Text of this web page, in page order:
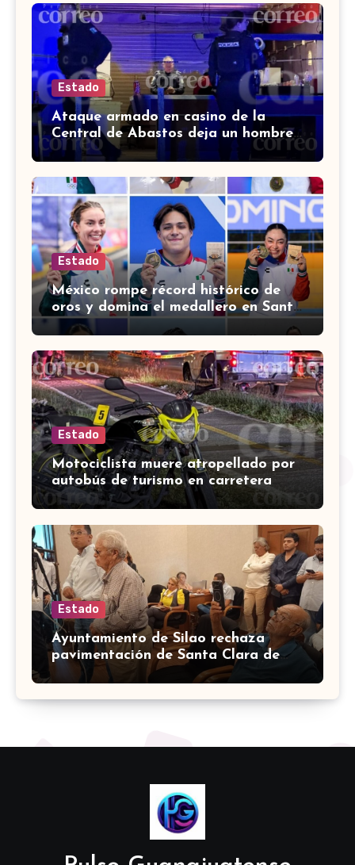
Estado
Ataque armado en casino de la
Central de Abastos deja un hombre
muerto en León
Estado
México rompe récord histórico de
oros y domina el medallero en Santo
Domingo 2026
Estado
Motociclista muere atropellado por
autobús de turismo en carretera
León-San Francisco del Rincón
Estado
Ayuntamiento de Silao rechaza
pavimentación de Santa Clara de
Marines